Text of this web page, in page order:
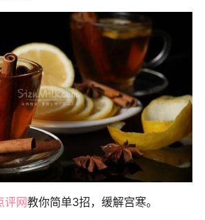
评网教你简单3招，缓解宫寒。